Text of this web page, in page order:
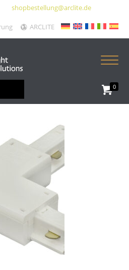
shopbestellung@arclite.de
ARCLITE
0